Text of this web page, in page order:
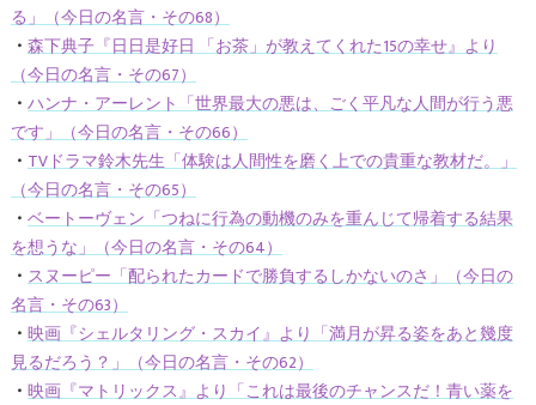
る」（今日の名言・その68）
・ 森下典子『日日是好日 「お茶」が教えてくれた15の幸せ』より
（今日の名言・その67）
・ ハンナ・アーレント「世界最大の悪は、ごく平凡な人間が行う悪
です」（今日の名言・その66）
・ TVドラマ鈴木先生「体験は人間性を磨く上での貴重な教材だ。」
（今日の名言・その65）
・ ベートーヴェン「つねに行為の動機のみを重んじて帰着する結果
を想うな」（今日の名言・その64）
・ スヌーピー「配られたカードで勝負するしかないのさ」（今日の
名言・その63）
・ 映画『シェルタリング・スカイ』より「満月が昇る姿をあと幾度
見るだろう？」（今日の名言・その62）
・ 映画『マトリックス』より「これは最後のチャンスだ！青い薬を